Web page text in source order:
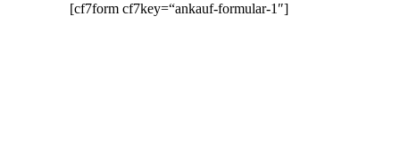
[cf7form cf7key=“ankauf-formular-1″]